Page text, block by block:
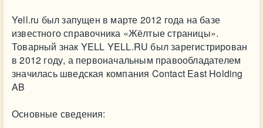
Yell.ru был запущен в марте 2012 года на базе
известного справочника «Жёлтые страницы».
Товарный знак YELL YELL.RU был зарегистрирован
в 2012 году, а первоначальным правообладателем
значилась шведская компания Contact East Holding
AB
Основные сведения: